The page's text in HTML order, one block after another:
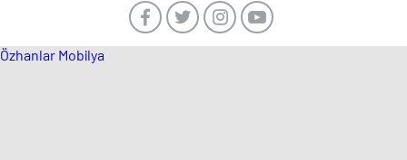
Özhanlar Mobilya